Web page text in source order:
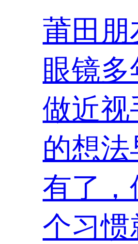
莆田朋
眼镜多
做近视
的想法
有了，
个习惯